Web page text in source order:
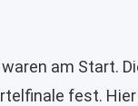
am Start.
fest.